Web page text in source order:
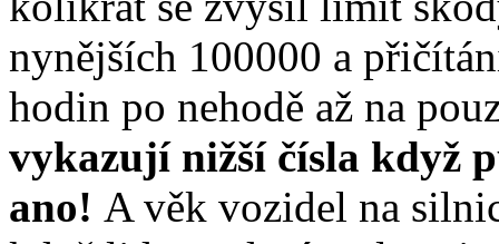
nynějších 100000 a
hodin po nehodě až na
vykazují nižší čísla když
ano! A věk vozidel na